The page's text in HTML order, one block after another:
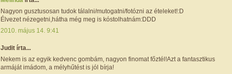
Nagyon gusztusosan tudok tálalni/mutogatni/fotózni az ételeket!:D
Élvezet nézegetni,hátha még meg is kóstolhatnám:DDD
2010. május 14. 9:41
Judit írta...
Nekem is az egyik kedvenc gombám, nagyon finomat főztél!Azt a fantasztikus
armáját imádom, a mélyhűtést is jól bírja!